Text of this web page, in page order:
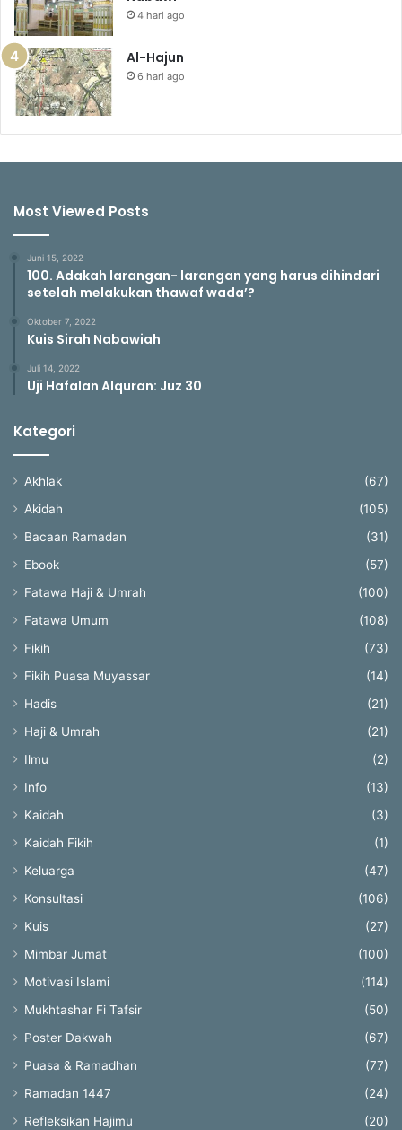
4 hari ago
Al-Hajun
6 hari ago
Most Viewed Posts
Juni 15, 2022
100. Adakah larangan- larangan yang harus dihindari
setelah melakukan thawaf wada’?
Oktober 7, 2022
Kuis Sirah Nabawiah
Juli 14, 2022
Uji Hafalan Alquran: Juz 30
Kategori
Akhlak
(67)
Akidah
(105)
Bacaan Ramadan
(31)
Ebook
(57)
Fatawa Haji & Umrah
(100)
Fatawa Umum
(108)
Fikih
(73)
Fikih Puasa Muyassar
(14)
Hadis
(21)
Haji & Umrah
(21)
Ilmu
(2)
Info
(13)
Kaidah
(3)
Kaidah Fikih
(1)
Keluarga
(47)
Konsultasi
(106)
Kuis
(27)
Mimbar Jumat
(100)
Motivasi Islami
(114)
Mukhtashar Fi Tafsir
(50)
Poster Dakwah
(67)
Puasa & Ramadhan
(77)
Ramadan 1447
(24)
Refleksikan Hajimu
(20)